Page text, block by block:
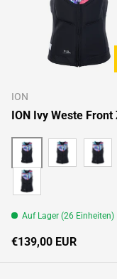
ION
ION Ivy Weste Front
black
Auf Lager (26 Einheiten)
Normaler Preis
€139,00 EUR